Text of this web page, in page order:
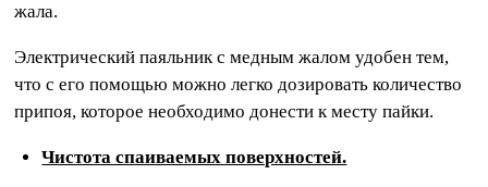
жала.
Электрический паяльник с медным жалом удобен тем,
что с его помощью можно легко дозировать количество
припоя, которое необходимо донести к месту пайки.
Чистота спаиваемых поверхностей.